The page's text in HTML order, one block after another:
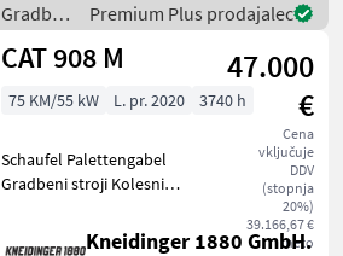
Gradbeni
stroji /
CAT
Premium Plus prodajalec
CAT 908 M
47.000
€
Cena
vključuje
DDV
(stopnja
20%)
39.166,67 €
neto
75 KM/55 kW L. pr. 2020 3740 h
Schaufel Palettengabel
Gradbeni stroji Kolesni
Kneidinger 1880 GmbH.